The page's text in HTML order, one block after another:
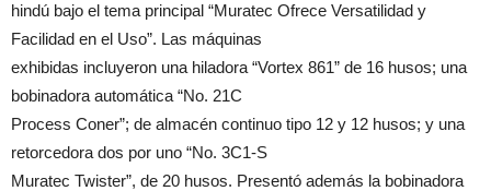
hindú bajo el tema principal “Muratec Ofrece Versatilidad y
Facilidad en el Uso”. Las máquinas
exhibidas incluyeron una hiladora “Vortex 861” de 16 husos; una
bobinadora automática “No. 21C
Process Coner”; de almacén continuo tipo 12 y 12 husos; y una
retorcedora dos por uno “No. 3C1-S
Muratec Twister”, de 20 husos. Presentó además la bobinadora